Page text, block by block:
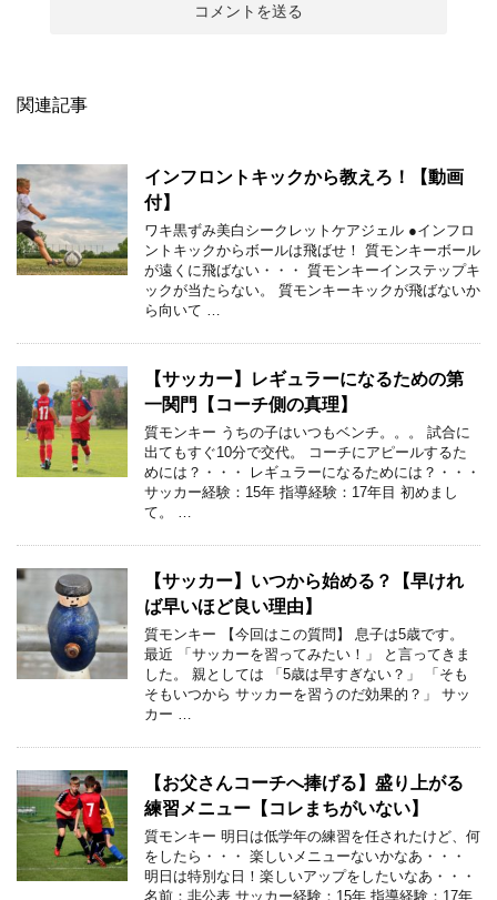
関連記事
インフロントキックから教えろ！【動画
付】
ワキ黒ずみ美白シークレットケアジェル ●インフロ
ントキックからボールは飛ばせ！ 質モンキーボール
が遠くに飛ばない・・・ 質モンキーインステップキ
ックが当たらない。 質モンキーキックが飛ばないか
ら向いて …
【サッカー】レギュラーになるための第
一関門【コーチ側の真理】
質モンキー うちの子はいつもベンチ。。。 試合に
出てもすぐ10分で交代。 コーチにアピールするた
めには？・・・ レギュラーになるためには？・・・
サッカー経験：15年 指導経験：17年目 初めまし
て。 …
【サッカー】いつから始める？【早けれ
ば早いほど良い理由】
質モンキー 【今回はこの質問】 息子は5歳です。
最近 「サッカーを習ってみたい！」 と言ってきま
した。 親としては 「5歳は早すぎない？」 「そも
そもいつから サッカーを習うのだ効果的？」 サッ
カー …
【お父さんコーチへ捧げる】盛り上がる
練習メニュー【コレまちがいない】
質モンキー 明日は低学年の練習を任されたけど、何
をしたら・・・ 楽しいメニューないかなあ・・・
明日は特別な日！楽しいアップをしたいなあ・・・
名前：非公表 サッカー経験：15年 指導経験：17年